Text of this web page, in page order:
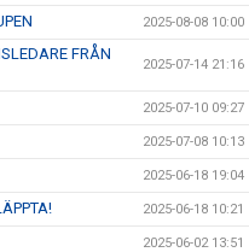
2025-08-08 10:00
FRÅN
2025-07-14 21:16
2025-07-10 09:27
2025-07-08 10:13
2025-06-18 19:04
2025-06-18 10:21
2025-06-02 13:51